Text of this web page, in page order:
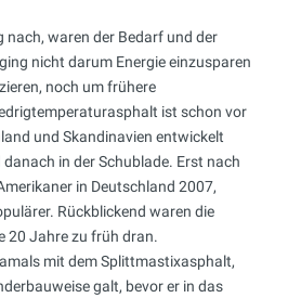
nach, waren der Bedarf und der
nicht darum Energie einzusparen
noch um frühere
ist schon vor
und Skandinavien entwickelt
in der Schublade. Erst nach
in Deutschland 2007,
Rückblickend waren die
20 Jahre zu früh dran.
mit dem Splittmastixasphalt,
galt, bevor er in das